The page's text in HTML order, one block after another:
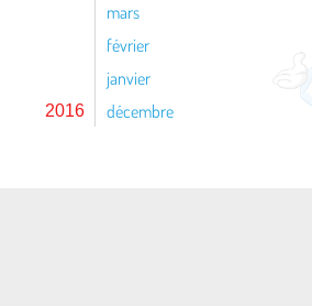
mars
février
janvier
2016 décembre